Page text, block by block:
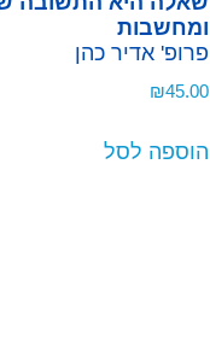
ומחשבות
פרופ' אדיר כהן
₪45.00
הוספה לסל